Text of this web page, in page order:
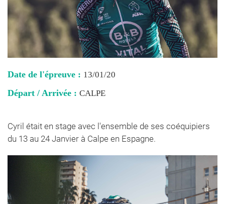
Date de l'épreuve : 13/01/20
Départ / Arrivée : CALPE
Cyril était en stage avec l'ensemble de ses coéquipiers
du 13 au 24 Janvier à Calpe en Espagne.